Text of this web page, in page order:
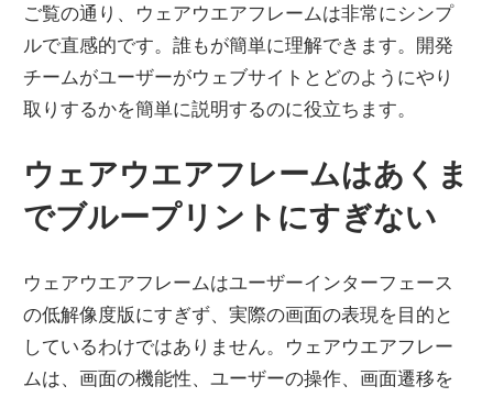
ご覧の通り、ウェアウエアフレームは非常にシンプ
ルで直感的です。誰もが簡単に理解できます。開発
チームがユーザーがウェブサイトとどのようにやり
取りするかを簡単に説明するのに役立ちます。
ウェアウエアフレームはあくま
でブループリントにすぎない
ウェアウエアフレームはユーザーインターフェース
の低解像度版にすぎず、実際の画面の表現を目的と
しているわけではありません。ウェアウエアフレー
ムは、画面の機能性、ユーザーの操作、画面遷移を